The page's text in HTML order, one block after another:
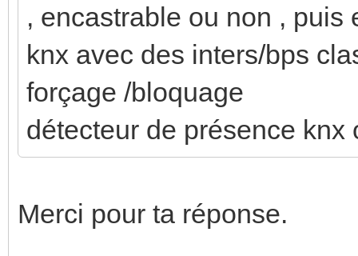
, encastrable ou non ,
knx avec des inters/bps
forçage /bloquage
détecteur de présence
Merci pour ta réponse.